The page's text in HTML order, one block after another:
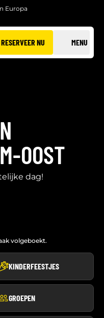
Europa
RESERVEER NU MENU
OOST
dag!
volgeboekt.
KINDERFEESTJES
GROEPEN